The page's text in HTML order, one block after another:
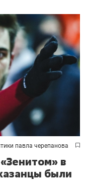
павла черепанова
в
были